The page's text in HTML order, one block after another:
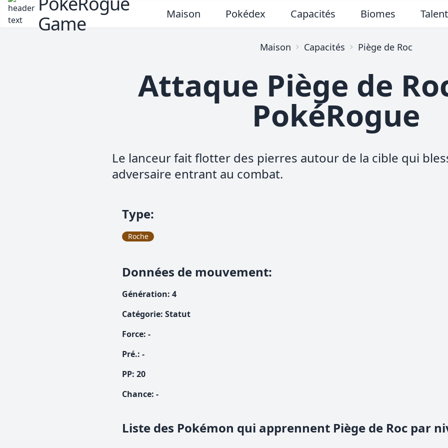
Game
Maison Pokédex Capacités Biomes
Maison Capacités Piège de Roc
Attaque Piège de
PokéRogue
Le lanceur fait flotter des pierres autour de la cible qui
adversaire entrant au combat.
Type:
Roche
Données de mouvement:
Génération: 4
Catégorie: Statut
Force: -
Pré.: -
PP: 20
Chance: -
Liste des Pokémon qui apprennent Piège de Roc par